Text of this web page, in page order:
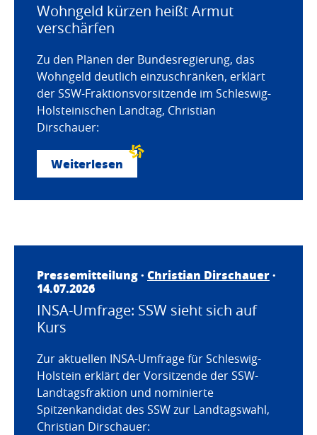
Wohngeld kürzen heißt Armut
verschärfen
Zu den Plänen der Bundesregierung, das
Wohngeld deutlich einzuschränken, erklärt
der SSW-Fraktionsvorsitzende im Schleswig-
Holsteinischen Landtag, Christian
Dirschauer:
Weiterlesen
Pressemitteilung · Christian Dirschauer·
14.07.2026
INSA-Umfrage: SSW sieht sich auf
Kurs
Zur aktuellen INSA-Umfrage für Schleswig-
Holstein erklärt der Vorsitzende der SSW-
Landtagsfraktion und nominierte
Spitzenkandidat des SSW zur Landtagswahl,
Christian Dirschauer: